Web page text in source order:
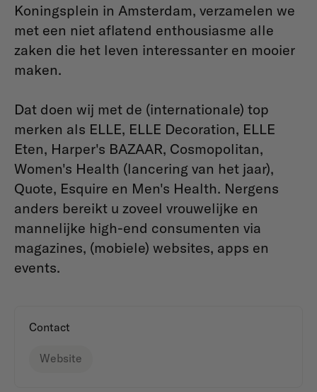
Koningsplein in Amsterdam, verzamelen we
met een niet aflatend enthousiasme alle
zaken die het leven interessanter en mooier
maken.
Dat doen wij met de (internationale) top
merken als ELLE, ELLE Decoration, ELLE
Eten, Harper's BAZAAR, Cosmopolitan,
Women's Health (lancering van het jaar),
Quote, Esquire en Men's Health. Nergens
anders bereikt u zoveel vrouwelijke en
mannelijke high-end consumenten via
magazines, (mobiele) websites, apps en
events.
Contact
Website